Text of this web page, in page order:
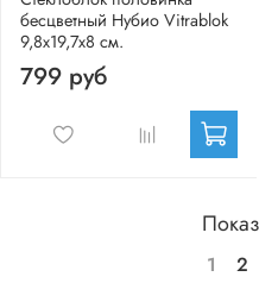
бесцветный Нубио Vitrablok
9,8x19,7x8 см.
799 руб
1 2